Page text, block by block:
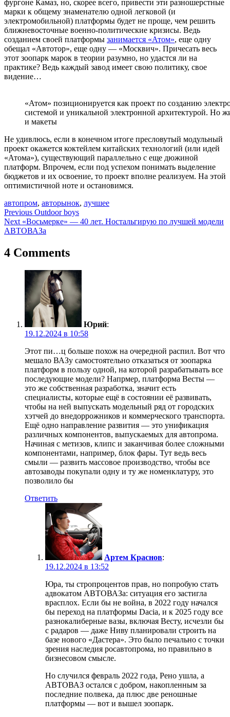
фургоне Камаз, но, скорее всего, привести эти разношерстные
марки к общему знаменателю одной легковой (и
электромобильной) платформы будет не проще, чем решить
ближневосточные военно-политические кризисы. Ведь
созданием своей платформы занимается «Атом», еще одну
обещал «Автотор», еще одну — «Москвич». Причесать весь
этот зоопарк марок в теории разумно, но удастся ли на
практике? Ведь каждый завод имеет свою политику, свое
видение…
«Атом» позиционируется как проект по созданию
системой и уникальной электронной архитектурой.
и макеты
Не удивлюсь, если в конечном итоге пресловутый модульный
проект окажется коктейлем китайских технологий (или идей
«Атома»), существующий параллельно с еще дюжиной
платформ. Впрочем, если под успехом понимать выделение
бюджетов и их освоение, то проект вполне реализуем. На этой
оптимистичной ноте и остановимся.
автопром, авторынок, лучшее
Навигация
по
Previous Outdoor boys
Next «Восьмерке» — 40 лет. Ностальгирую по лучшей модели
АВТОВАЗа
4 Comments
Юрий:
19.12.2024 в 10:58
Этот пи…ц больше похож на очередной распил. Вот что
мешало ВАЗу самостоятельно отказаться от зоопарка
платформ в пользу одной, на которой разрабатывать все
последующие модели? Напрмер, платформа Весты —
это же собственная разработка, значит есть
специалисты, которые ещё в состоянии её развивать,
чтобы на ней выпускать модельный ряд от городских
хэтчей до внедоррожников и коммерческого транспорта.
Ещё одно направление развития — это унификация
различных компонентов, выпускаемых для автопрома.
Начиная с метизов, клипс и заканчивая более сложными
компонентами, например, блок фары. Тут ведь весь
смыли — развить массовое производство, чтобы все
автозаводы покупали одну и ту же номенклатуру, это
позволило бы
Ответить
Артем Краснов:
19.12.2024 в 13:52
Юра, ты стропроцентов прав, но попробую стать
адвокатом АВТОВАЗа: ситуация его застигла
врасплох. Если бы не война, в 2022 году начался
бы переход на платформы Dacia, и к 2025 году все
разнокалиберные вазы, включая Весту, исчезли бы
с радаров — даже Ниву планировали строить на
базе нового «Дастера». Это было печально с точки
зрения наследия росавтопрома, но правильно в
бизнесовом смысле.
Но случился февраль 2022 года, Рено ушла, а
АВТОВАЗ остался с добром, накопленным за
последние полвека, да плюс две реношные
платформы — вот и вышел зоопарк.